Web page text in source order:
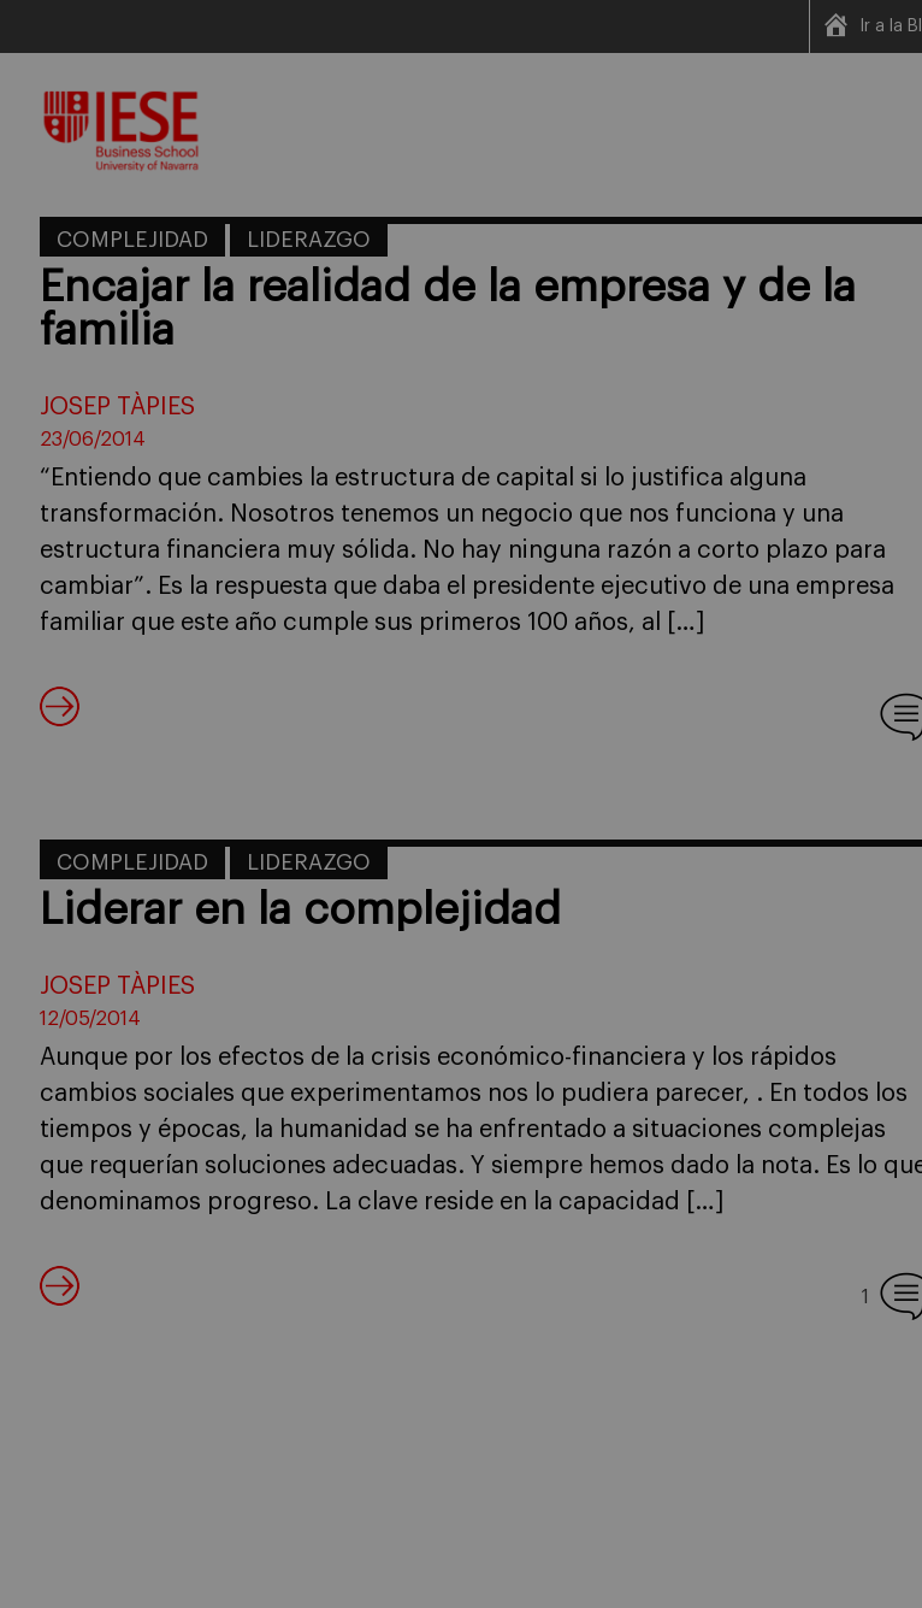
content
Ir a la
COMPLEJIDAD LIDERAZGO
Encajar la realidad de la empresa y de la
familia
JOSEP TÀPIES
23/06/2014
“Entiendo que cambies la estructura de capital si lo justifica alguna
transformación. Nosotros tenemos un negocio que nos funciona y una
estructura financiera muy sólida. No hay ninguna razón a corto plazo para
cambiar”. Es la respuesta que daba el presidente ejecutivo de una empresa
familiar que este año cumple sus primeros 100 años, al […]
COMPLEJIDAD LIDERAZGO
Liderar en la complejidad
JOSEP TÀPIES
12/05/2014
Aunque por los efectos de la crisis económico-financiera y los rápidos
cambios sociales que experimentamos nos lo pudiera parecer, . En todos los
tiempos y épocas, la humanidad se ha enfrentado a situaciones complejas
que requerían soluciones adecuadas. Y siempre hemos dado la nota. Es lo
denominamos progreso. La clave reside en la capacidad […]
1